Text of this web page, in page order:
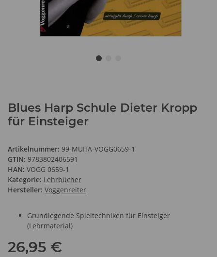
Blues Harp Schule Dieter Kropp
für Einsteiger
Artikelnummer: 99-MUHA-VOGG0659-1
GTIN: 9783802406591
HAN: VOGG 0659-1
Kategorie: Lehrbücher
Hersteller: Voggenreiter
Grundlegende Spieltechniken für Einsteiger
(Lehrmaterial)
26,95 €